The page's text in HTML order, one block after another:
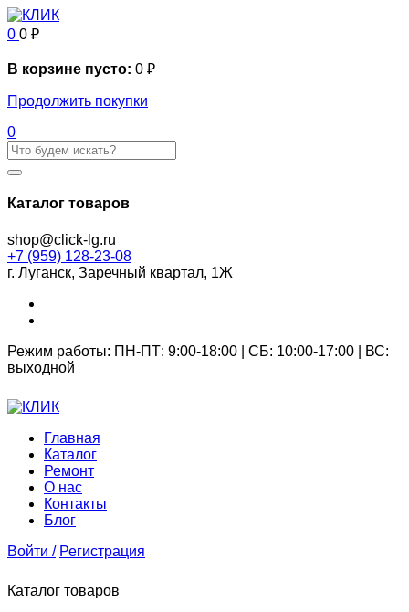
0 0 ₽
В корзине пусто: 0 ₽
Продолжить покупки
0
Каталог товаров
shop@click-lg.ru
+7 (959) 128-23-08
г. Луганск, Заречный квартал, 1Ж
Режим работы: ПН-ПТ: 9:00-18:00 | СБ: 10:00-17:00 | ВС:
выходной
Главная
Каталог
Ремонт
О нас
Контакты
Блог
Войти / Регистрация
Каталог товаров